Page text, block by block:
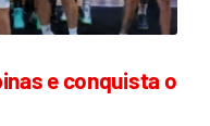
e conquista o